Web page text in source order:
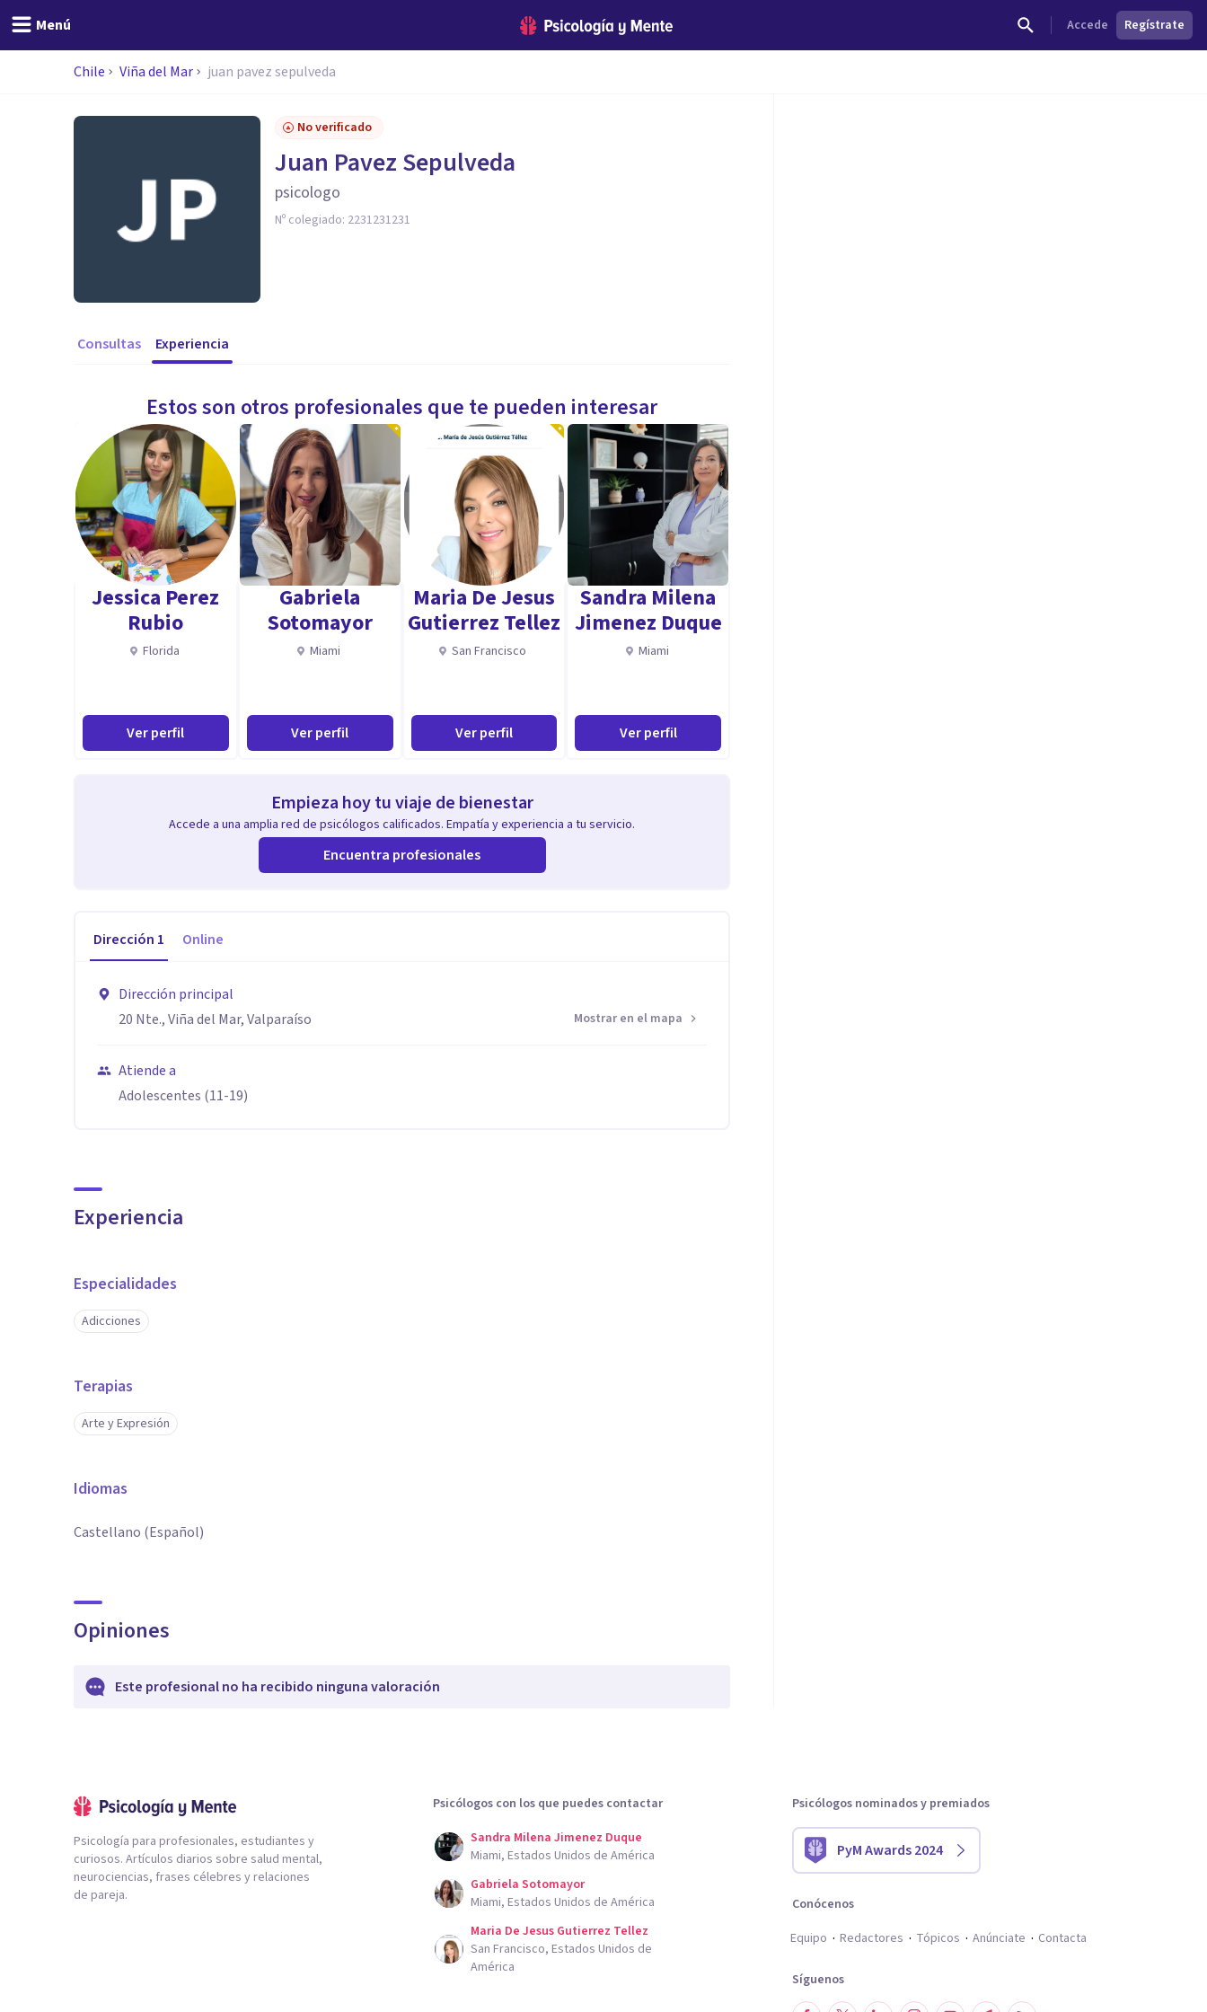
Menú Accede Regístrate
Chile Viña del Mar juan pavez sepulveda
No verificado
Juan Pavez Sepulveda
psicologo
Nº colegiado: 2231231231
Consultas Experiencia
Estos son otros profesionales que te pueden interesar
Jessica Perez
Rubio
Florida
Ver perfil
Gabriela
Sotomayor
Miami
Ver perfil
Maria De Jesus
Gutierrez Tellez
San Francisco
Ver perfil
Sandra Milena
Jimenez Duque
Miami
Ver perfil
Empieza hoy tu viaje de bienestar
Accede a una amplia red de psicólogos calificados. Empatía y experiencia a tu servicio.
Encuentra profesionales
Dirección 1 Online
Dirección principal
20 Nte., Viña del Mar, Valparaíso
Mostrar en el mapa
Atiende a
Adolescentes (11-19)
Experiencia
Especialidades
Adicciones
Terapias
Arte y Expresión
Idiomas
Castellano (Español)
Opiniones
Este profesional no ha recibido ninguna valoración
Psicología para profesionales, estudiantes y
curiosos. Artículos diarios sobre salud mental,
neurociencias, frases célebres y relaciones
de pareja.
Psicólogos con los que puedes contactar
Sandra Milena Jimenez Duque
Miami, Estados Unidos de América
Gabriela Sotomayor
Miami, Estados Unidos de América
Maria De Jesus Gutierrez Tellez
San Francisco, Estados Unidos de
América
Psicólogos nominados y premiados
PyM Awards 2024
Conócenos
Equipo
Redactores Tópicos Anúnciate Contacta
Síguenos